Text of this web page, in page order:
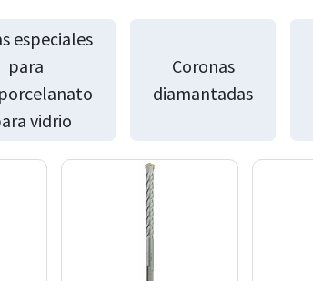
especiales
para
vidrio
Coronas
diamantadas